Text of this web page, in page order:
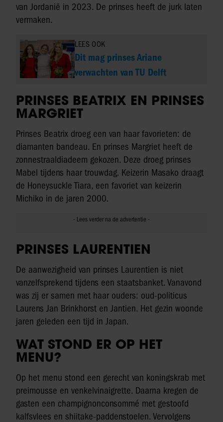
van Jordanië in 2023. De prinses heeft de jurk laten
vermaken.
LEES OOK
Dit mag prinses Ariane
verwachten van TU Delft
PRINSES BEATRIX EN PRINSES
MARGRIET
Prinses Beatrix droeg een van haar favorieten: de
diamanten bandeau. En prinses Margriet heeft de
zonnestraaldiadeem gekozen. Deze droeg prinses
Mabel tijdens haar trouwdag. Keizerin Masako draagt
de Honeysuckle Tiara, een favoriet van keizerin
Michiko in de jaren 2000.
PRINSES LAURENTIEN
De aanwezigheid van prinses Laurentien is niet
vanzelfsprekend tijdens een staatsbanket. Vanavond
was zij er samen met haar ouders: oud-politicus
Laurens Jan Brinkhorst en Jantien. Het gezin woonde
jaren geleden een tijd in Japan.
WAT STOND ER OP HET
MENU?
Op het menu stond een gerecht van koningskrab met
preimousse en venkelvinaigrette. Daarna kregen de
gasten een champignonconsommé met gestoofd
kalfsvlees en shiitake-paddenstoelen. Vervolgens